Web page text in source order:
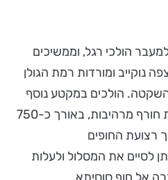
הולכי רגל, וממשיכים
נוקייב ומורדות רמת הגולן
השקטה. הולכים במקטע נוסף
רווי בצמחייה ירוקה ופריחות חורף מרהיבות, באורך כ-750
רצועת החופים
לסיים את המסלול ולעלות